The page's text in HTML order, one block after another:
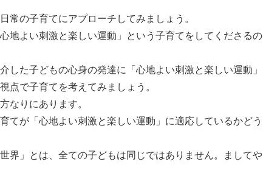
の子育てにアプローチしてみましょう。
地よい刺激と楽しい運動」という子育てをしてくださるの
した子どもの心身の発達に「心地よい刺激と楽しい運動」
点で子育てを考えてみましょう。
なりにあります。
てが「心地よい刺激と楽しい運動」に適応しているかどう
界」とは、全ての子どもは同じではありません。ましてや